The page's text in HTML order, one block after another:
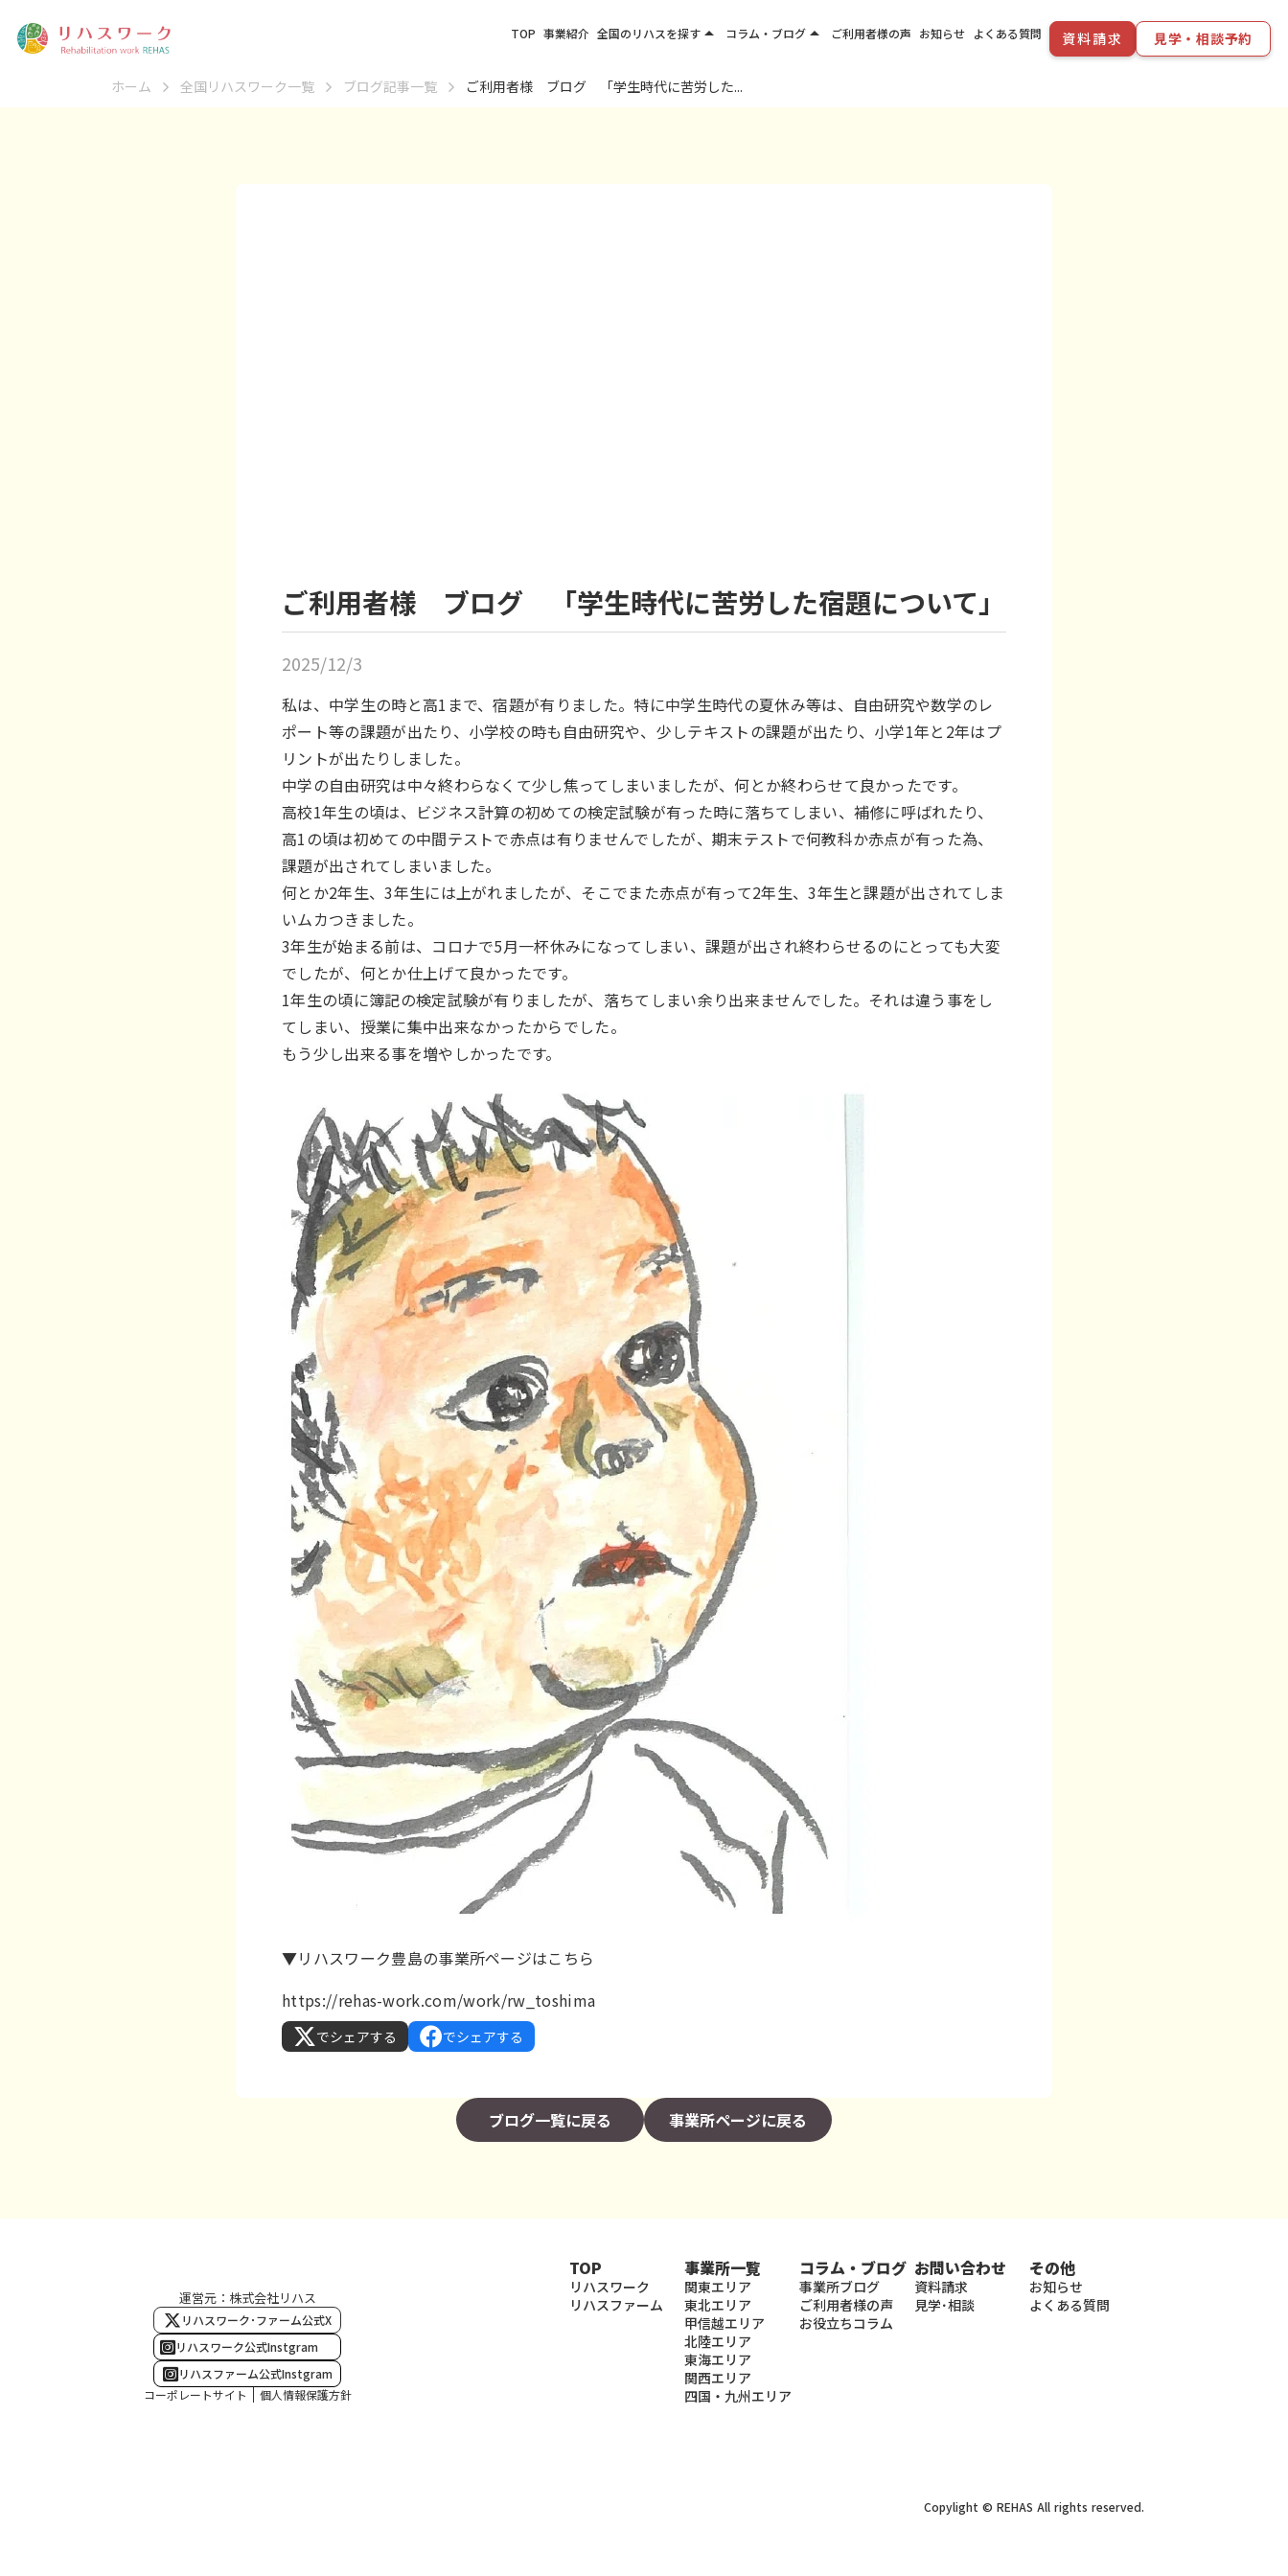
ホーム 全国リハスワーク一覧 ブログ記事一覧 ご利用者様 ブログ 「学生時代に苦労した...
ご利用者様 ブログ 「学生時代に苦労した宿題について」
2025/12/3
私は、中学生の時と高1まで、宿題が有りました。特に中学生時代の夏休み等は、自由研究や数学のレ
ポート等の課題が出たり、小学校の時も自由研究や、少しテキストの課題が出たり、小学1年と2年はプ
リントが出たりしました。
中学の自由研究は中々終わらなくて少し焦ってしまいましたが、何とか終わらせて良かったです。
高校1年生の頃は、ビジネス計算の初めての検定試験が有った時に落ちてしまい、補修に呼ばれたり、
高1の頃は初めての中間テストで赤点は有りませんでしたが、期末テストで何教科か赤点が有った為、
課題が出されてしまいました。
何とか2年生、3年生には上がれましたが、そこでまた赤点が有って2年生、3年生と課題が出されてしま
いムカつきました。
3年生が始まる前は、コロナで5月一杯休みになってしまい、課題が出され終わらせるのにとっても大変
でしたが、何とか仕上げて良かったです。
1年生の頃に簿記の検定試験が有りましたが、落ちてしまい余り出来ませんでした。それは違う事をし
てしまい、授業に集中出来なかったからでした。
もう少し出来る事を増やしかったです。
▼リハスワーク豊島の事業所ページはこちら
https://rehas-work.com/work/rw_toshima
でシェアする でシェアする
ブログ一覧に戻る 事業所ページに戻る
TOP 事業紹介 全国のリハスを探すarrow_drop_up
東北エリア
コラム・ブログarrow_drop_up
事業所ブログ
ご利用者様の声 お知らせ よくある質問 資料請求 見学・相談予約
運営元：株式会社リハス
リハスワーク･ファーム公式X
リハスワーク公式Instgram
リハスファーム公式Instgram
コーポレートサイト
個人情報保護方針
TOP
リハスワーク
リハスファーム
事業所一覧
関東エリア
東北エリア
甲信越エリア
北陸エリア
東海エリア
関西エリア
四国・九州エリア
コラム・ブログ
事業所ブログ
ご利用者様の声
お役立ちコラム
お問い合わせ
資料請求
見学･相談
その他
お知らせ
よくある質問
Copylight © REHAS All rights reserved.